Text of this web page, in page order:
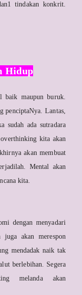
tindakan konkrit.
Hidup
baik maupun buruk.
penciptaNya. Lantas,
sudah ada sutradara
kita akan
akan membuat
Mental akan
kita.
dengan menyadari
akan merespon
mendadak naik tak
berlebihan. Segera
melanda akan